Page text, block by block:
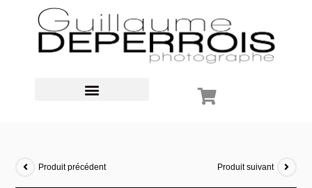
Produit précédent Produit suivant